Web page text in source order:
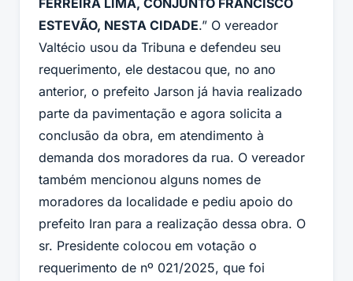
FERREIRA LIMA, CONJUNTO FRANCISCO
ESTEVÃO, NESTA CIDADE.” O vereador
Valtécio usou da Tribuna e defendeu seu
requerimento, ele destacou que, no ano
anterior, o prefeito Jarson já havia realizado
parte da pavimentação e agora solicita a
conclusão da obra, em atendimento à
demanda dos moradores da rua. O vereador
também mencionou alguns nomes de
moradores da localidade e pediu apoio do
prefeito Iran para a realização dessa obra. O
sr. Presidente colocou em votação o
requerimento de nº 021/2025, que foi